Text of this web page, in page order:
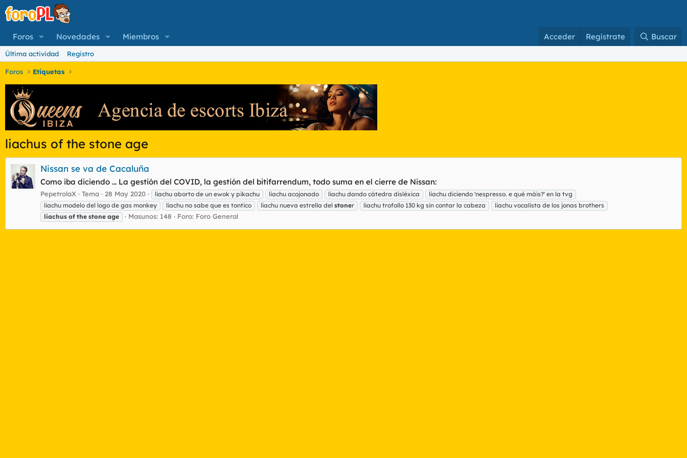
Foros Novedades Miembros Acceder Regístrate Buscar
Última actividad Registro
Foros Etiquetas
liachus of the stone age
Nissan se va de Cacaluña
Como iba diciendo ... La gestión del COVID, la gestión del bitifarrendum, todo suma en el cierre de Nissan:
PepetrolaX Tema 28 May 2020 liachu aborto de un ewok y pikachu liachu acojonado liachu dando cátedra disléxica
liachu diciendo 'nespresso. e qué máis?' en la tvg
liachu modelo del logo de gas monkey
liachu no sabe que es tontico liachu nueva estrella del stoner liachu trofollo 130 kg sin contar la cabeza
liachu vocalista de los jonas brothers
liachus of the stone age Masunos: 148 Foro: Foro General